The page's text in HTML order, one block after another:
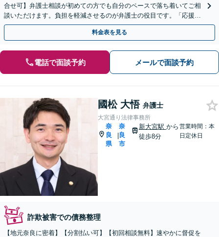
合せ可】弁護士相談が初めての方でも自分のペースで落ち着いてご相
談いただけます。負担を軽減させるのが弁護士の役目です。「応援」
する姿勢で金銭問題を解決へ【近鉄奈良駅５分】
料金表を見る
電話で面談予約 メールで面談予約
國松 大悟 弁護士
大宮通り法律事務所
奈
良
県
|
奈
良
市
新大宮駅 から
徒歩8分
営業時間：本
日定休日
詐欺被害での債務整理
【地元奈良に密着】【分割払い可】【初回相談無料】速やかに督促を